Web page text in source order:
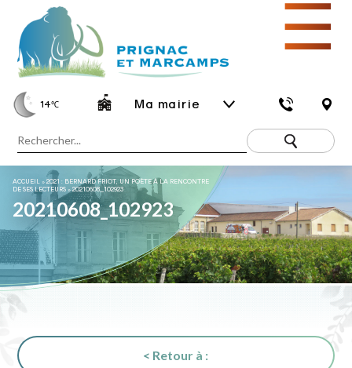
14℃ Ma mairie
☰
ACCUEIL »2021 : BERNARD FRIOT, UN POÈTE À LA RENCONTRE
DE SES LECTEURS »20210608_102923
20210608_102923
< Retour à :